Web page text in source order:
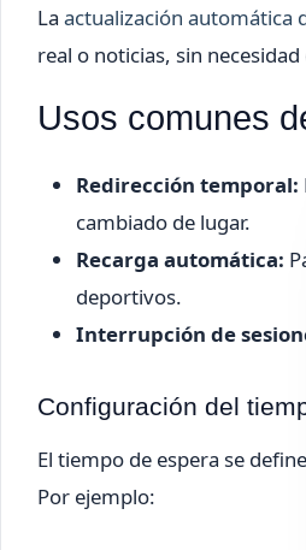
La actualización automática
real o noticias, sin
Usos comunes
Redirección temporal:
cambiado de lugar.
Recarga automática:
deportivos.
Interrupción de
Configuración del
El tiempo de espera se
Por ejemplo: